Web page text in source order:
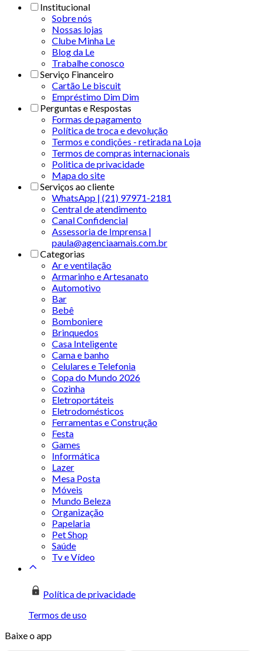
Institucional
Sobre nós
Nossas lojas
Clube Minha Le
Blog da Le
Trabalhe conosco
Serviço Financeiro
Cartão Le biscuit
Empréstimo Dim Dim
Perguntas e Respostas
Formas de pagamento
Política de troca e devolução
Termos e condições - retirada na Loja
Termos de compras internacionais
Politica de privacidade
Mapa do site
Serviços ao cliente
WhatsApp | (21) 97971-2181
Central de atendimento
Canal Confidencial
Assessoria de Imprensa |
paula@agenciaamais.com.br
Categorias
Ar e ventilação
Armarinho e Artesanato
Automotivo
Bar
Bebê
Bomboniere
Brinquedos
Casa Inteligente
Cama e banho
Celulares e Telefonia
Copa do Mundo 2026
Cozinha
Eletroportáteis
Eletrodomésticos
Ferramentas e Construção
Festa
Games
Informática
Lazer
Mesa Posta
Móveis
Mundo Beleza
Organização
Papelaria
Pet Shop
Saúde
Tv e Vídeo
Política de privacidade
Termos de uso
Baixe o app